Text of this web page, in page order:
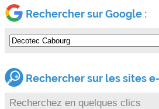
Rechercher sur Google :
Rechercher sur les sites
Recherchez en quelques clics